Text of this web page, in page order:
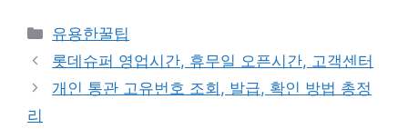
카
테
리
유용한꿀팁
롯데슈퍼 영업시간, 휴무일 오픈시간, 고객센터
개인 통관 고유번호 조회, 발급, 확인 방법 총정
리